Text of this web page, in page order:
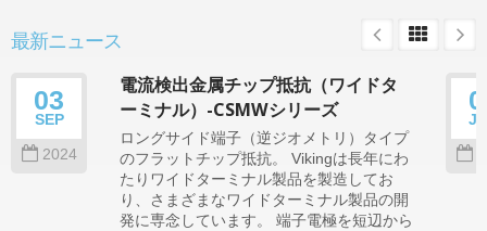
最新ニュース
03
SEP
2024
電流検出金属チップ抵抗（ワイドタ
ーミナル）-CSMWシリーズ
ロングサイド端子（逆ジオメトリ）タイプ
のフラットチップ抵抗。 Vikingは長年にわ
たりワイドターミナル製品を製造してお
り、さまざまなワイドターミナル製品の開
発に専念しています。 端子電極を短辺から